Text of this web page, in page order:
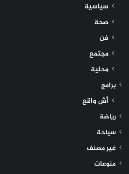
سياسية
صحة
فن
مجتمع
محلية
برامج
أش واقع
رياضة
سياحة
غير مصنف
منوعات